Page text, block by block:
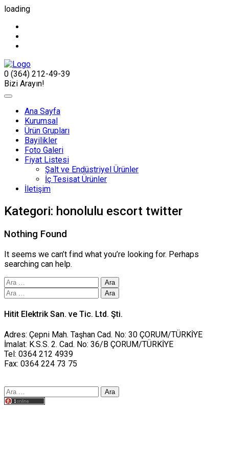
loading
0 (364) 212-49-39
Bizi Arayın!
Ana Sayfa
Kurumsal
Ürün Grupları
Bayilikler
Foto Galeri
Fiyat Listesi
Şalt ve Endüstriyel Ürünler
İç Tesisat Ürünler
İletişim
Kategori: honolulu escort twitter
Nothing Found
It seems we can’t find what you’re looking for. Perhaps
searching can help.
Arama:
Arama:
Hitit Elektrik San. ve Tic. Ltd. Şti.
Adres: Çepni Mah. Taşhan Cad. No: 30 ÇORUM/TÜRKİYE
İmalat: K.S.S. 2. Cad. No: 36/B ÇORUM/TÜRKİYE
Tel: 0364 212 4939
Fax: 0364 224 73 75
Arama: